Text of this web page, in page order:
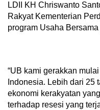
LDII KH Chriswanto
Rakyat Kementerian
program Usaha
“UB kami gerakkan
Indonesia. Lebih dari 25
ekonomi kerakyatan
terhadap resesi yang